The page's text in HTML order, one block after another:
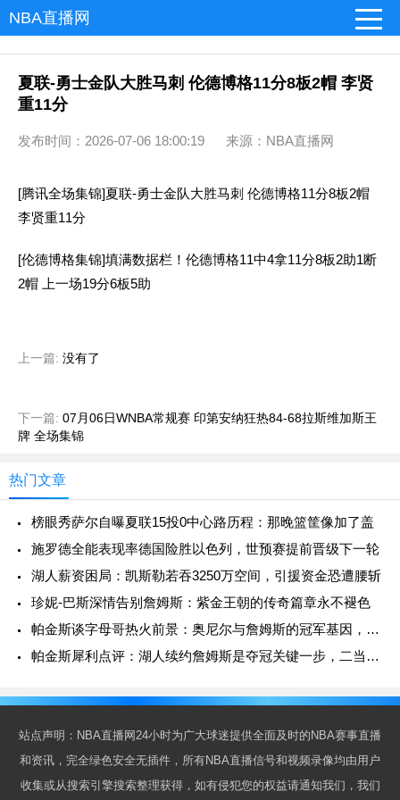
NBA直播网
夏联-勇士金队大胜马刺 伦德博格11分8板2帽 李贤
重11分
发布时间：2026-07-06 18:00:19 来源：NBA直播网
[腾讯全场集锦]夏联-勇士金队大胜马刺 伦德博格11分8板2帽
李贤重11分
[伦德博格集锦]填满数据栏！伦德博格11中4拿11分8板2助1断
2帽 上一场19分6板5助
上一篇: 没有了
下一篇: 07月06日WNBA常规赛 印第安纳狂热84-68拉斯维加斯王
牌 全场集锦
热门文章
榜眼秀萨尔自曝夏联15投0中心路历程：那晚篮筐像加了盖
施罗德全能表现率德国险胜以色列，世预赛提前晋级下一轮
湖人薪资困局：凯斯勒若吞3250万空间，引援资金恐遭腰斩
珍妮-巴斯深情告别詹姆斯：紫金王朝的传奇篇章永不褪色
帕金斯谈字母哥热火前景：奥尼尔与詹姆斯的冠军基因，这次能延续吗？
帕金斯犀利点评：湖人续约詹姆斯是夺冠关键一步，二当家地位无可撼动
站点声明：NBA直播网24小时为广大球迷提供全面及时的NBA赛事直播
和资讯，完全绿色安全无插件，所有NBA直播信号和视频录像均由用户
收集或从搜索引擎搜索整理获得，如有侵犯您的权益请通知我们，我们